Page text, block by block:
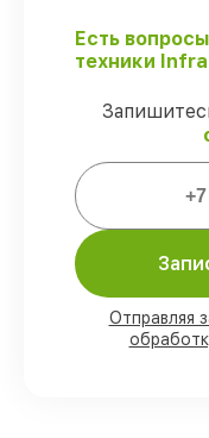
строго по
ремонта
Мы
клиента
90%
наличии в
Казани,
Есть
техники
Отправляя